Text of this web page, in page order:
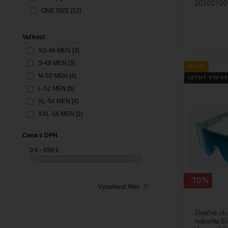
NOVÉ
LETNÝ
Slnečné
Indicolite
-10%
XL/XXL [1]
ONE SIZE [12]
Veľkosť
XS-46 MEN [3]
S-48 MEN [3]
M-50 MEN [4]
L-52 MEN [5]
XL-54 MEN [4]
XXL-56 MEN [2]
36-S WOMEN [3]
38-M WOMEN [3]
Cena s DPH
0 € - 699 €
Vynulovať filter